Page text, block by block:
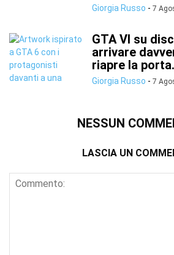
Giorgia Russo - 7
GTA VI su
arrivare
riapre la
Giorgia Russo - 7
NESSUN
LASCIA UN